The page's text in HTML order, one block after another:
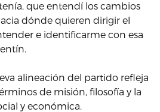
que entendí los cambios
dónde quieren dirigir el
e identificarme con esa
alineación del partido refleja
de misión, filosofía y la
y económica.